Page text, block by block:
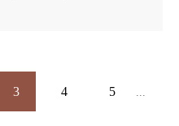
Betriebe hängt die Antwort
3 4 5 ...